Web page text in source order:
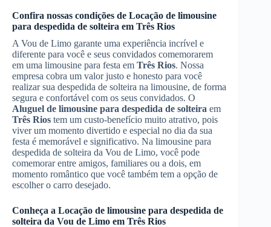
Confira nossas condições de Locação de limousine
para despedida de solteira em Três Rios
A Vou de Limo garante uma experiência incrível e
diferente para você e seus convidados comemorarem
em uma limousine para festa em Três Rios. Nossa
empresa cobra um valor justo e honesto para você
realizar sua despedida de solteira na limousine, de forma
segura e confortável com os seus convidados. O
Aluguel de limousine para despedida de solteira em
Três Rios tem um custo-benefício muito atrativo, pois
viver um momento divertido e especial no dia da sua
festa é memorável e significativo. Na limousine para
despedida de solteira da Vou de Limo, você pode
comemorar entre amigos, familiares ou a dois, em
momento romântico que você também tem a opção de
escolher o carro desejado.
Conheça a Locação de limousine para despedida de
solteira da Vou de Limo em Três Rios